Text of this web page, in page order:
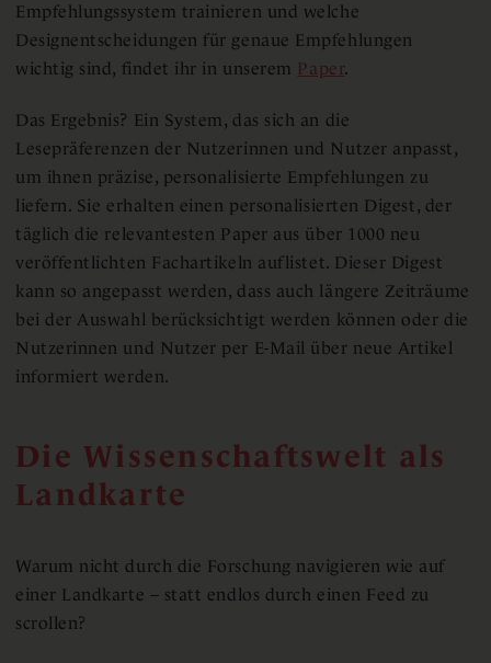
Empfehlungssystem trainieren und welche
Designentscheidungen für genaue Empfehlungen
wichtig sind, findet ihr in unserem Paper.
Das Ergebnis? Ein System, das sich an die
Lesepräferenzen der Nutzerinnen und Nutzer anpasst,
um ihnen präzise, personalisierte Empfehlungen zu
liefern. Sie erhalten einen personalisierten Digest, der
täglich die relevantesten Paper aus über 1000 neu
veröffentlichten Fachartikeln auflistet. Dieser Digest
kann so angepasst werden, dass auch längere Zeiträume
bei der Auswahl berücksichtigt werden können oder die
Nutzerinnen und Nutzer per E-Mail über neue Artikel
informiert werden.
Die Wissenschaftswelt als
Landkarte
Warum nicht durch die Forschung navigieren wie auf
einer Landkarte – statt endlos durch einen Feed zu
scrollen?